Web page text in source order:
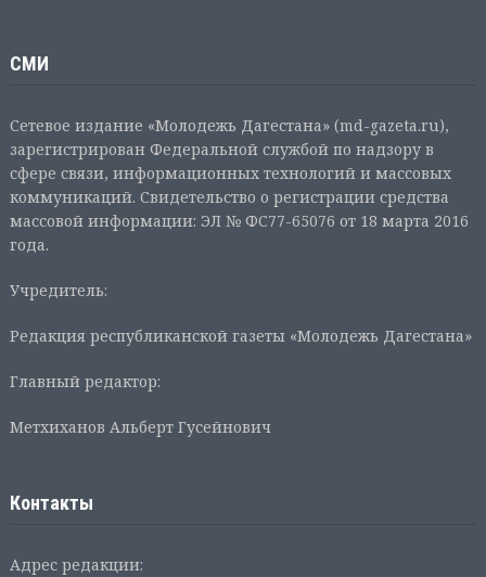
СМИ
Сетевое издание «Молодежь Дагестана» (md-gazeta.ru),
зарегистрирован Федеральной службой по надзору в
сфере связи, информационных технологий и массовых
коммуникаций. Свидетельство о регистрации средства
массовой информации: ЭЛ № ФС77-65076 от 18 марта 2016
года.
Учредитель:
Редакция республиканской газеты «Молодежь Дагестана»
Главный редактор:
Метхиханов Альберт Гусейнович
Контакты
Адрес редакции: